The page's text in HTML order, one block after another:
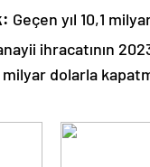
Geçen yıl 10,1
ihracatının
milyar dolarla